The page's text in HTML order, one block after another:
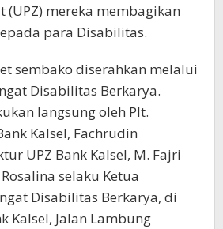
(UPZ) mereka membagikan
para Disabilitas.
sembako diserahkan melalui
Disabilitas Berkarya.
langsung oleh Plt.
Kalsel, Fachrudin
UPZ Bank Kalsel, M. Fajri
selaku Ketua
Disabilitas Berkarya, di
Kalsel, Jalan Lambung